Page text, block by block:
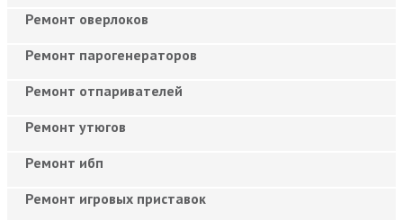
Ремонт оверлоков
Ремонт парогенераторов
Ремонт отпаривателей
Ремонт утюгов
Ремонт ибп
Ремонт игровых приставок